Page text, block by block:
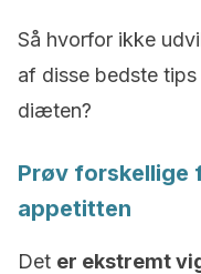
Så hvorfor ikke
af disse bedste
diæten?
Prøv forskellige
appetitten
Det er ekstremt